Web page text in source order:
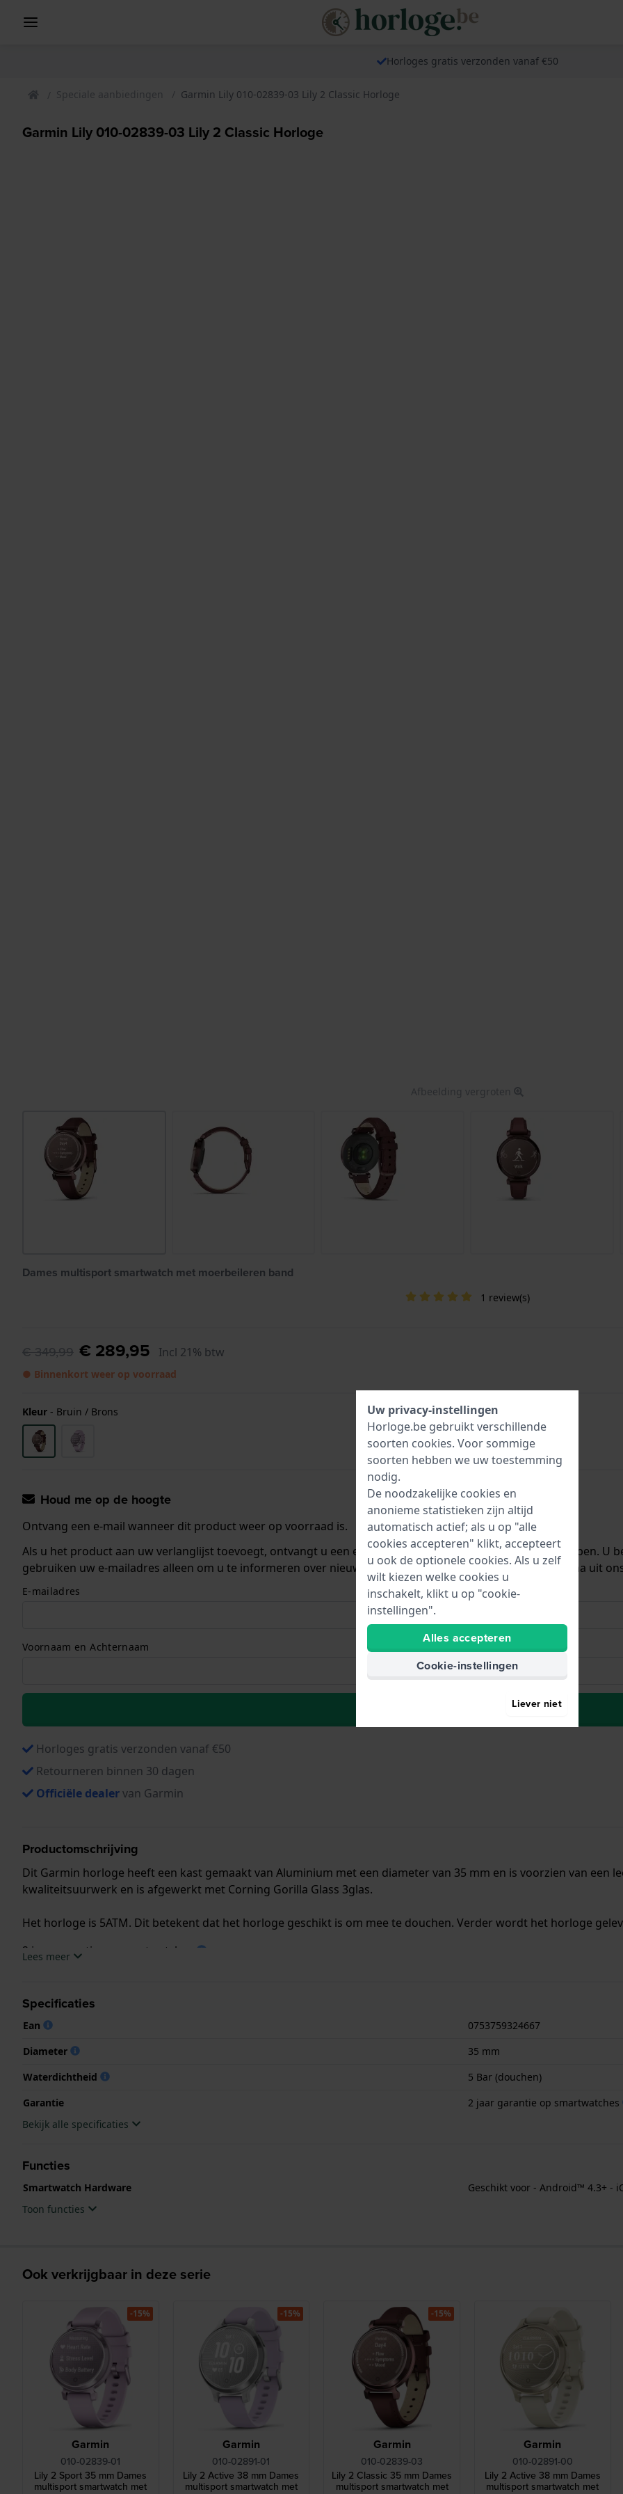
Horloges gratis verzonden vanaf €50
Speciale aanbiedingen Garmin Lily 010-02839-03 Lily 2 Classic Horloge
Garmin Lily 010-02839-03 Lily 2 Classic Horloge
Afbeelding vergroten
Dames multisport smartwatch met moerbeileren band
1 review(s)
€ 349,99 € 289,95 Incl 21% btw
● Binnenkort weer op voorraad
Kleur - Bruin / Brons
Houd me op de hoogte
Ontvang een e-mail wanneer dit product weer op voorraad is.
Als u het product aan uw verlanglijst toevoegt, ontvangt u een e-mail zodra we het weer op voorraad hebben. U
gebruiken uw e-mailadres alleen om u te informeren over nieuwe voorraad. Het wordt onmiddellijk daarna uit
E-mailadres
Voornaam en Achternaam
Naar wenslijst
Horloges gratis verzonden vanaf €50
Retourneren binnen 30 dagen
Officiële dealervan Garmin
Productomschrijving
Dit Garmin horloge heeft een kast gemaakt van Aluminium met een diameter van 35 mm en is voorzien van een
kwaliteitsuurwerk en is afgewerkt met Corning Gorilla Glass 3glas.
Het horloge is 5ATM. Dit betekent dat het horloge geschikt is om mee te douchen. Verder wordt het horloge
2 jaar garantie op smartwatches
.
Lees meer
Specificaties
Ean
0753759324667
Diameter
35 mm
Waterdichtheid
5 Bar (douchen)
Garantie
2 jaar garantie op smartwatches
Bekijk alle specificaties
Functies
Smartwatch Hardware
Geschikt voor - Android™ 4.3+ -
Toon functies
Ook verkrijgbaar in deze serie
Garmin
010-02839-01
Lily 2 Sport 35 mm Dames
multisport smartwatch met
-15%
Garmin
010-02891-01
Lily 2 Active 38 mm Dames
multisport smartwatch met
-15%
Garmin
010-02839-03
Lily 2 Classic 35 mm Dames
multisport smartwatch met
-15%
Garmin
010-02891-00
Lily 2 Active 38 mm Dames
multisport smartwatch met
Uw privacy-instellingen
Horloge.be gebruikt verschillende
soorten cookies. Voor sommige
soorten hebben we uw toestemming
nodig.
De noodzakelijke cookies en
anonieme statistieken zijn altijd
automatisch actief; als u op "alle
cookies accepteren" klikt, accepteert
u ook de optionele cookies. Als u zelf
wilt kiezen welke cookies u
inschakelt, klikt u op "cookie-
instellingen".
Alles accepteren
Cookie-instellingen
Liever niet